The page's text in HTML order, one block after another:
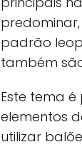
padrão
também
Este tema
elementos
utilizar